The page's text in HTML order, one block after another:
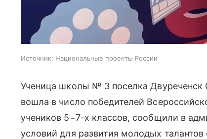
Источник: Национальные проекты России
Ученица школы № 3 поселка Двуреченск
вошла в число победителей
учеников 5−7-х классов, сообщили в
условий для развития молодых